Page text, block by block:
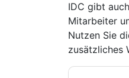
IDC gibt
Mitarbeiter
Nutzen Sie
zusätzliches